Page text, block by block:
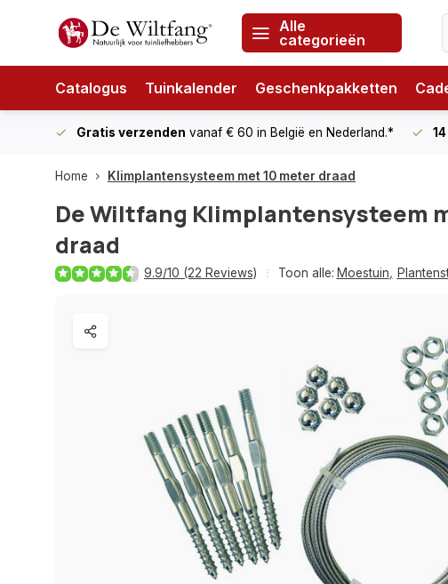
Alle
categorieën
Catalogus Tuinkalender Geschenkpakketten
Gratis verzenden vanaf € 60 in België en Nederland.* 14
Home Klimplantensysteem met 10 meter draad
De Wiltfang Klimplantensysteem
draad
9.9/10 (22 Reviews) Toon alle: Moestuin,